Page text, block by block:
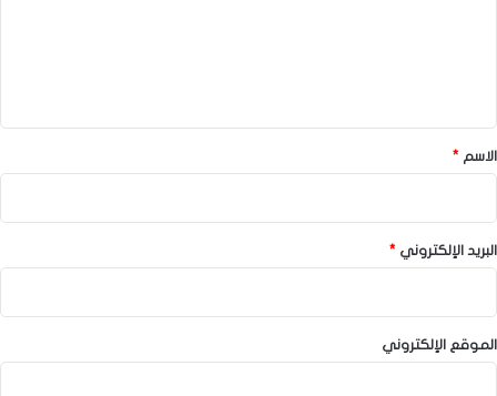
*الاسم *
البريد الإلكتروني *
الموقع الإلكتروني